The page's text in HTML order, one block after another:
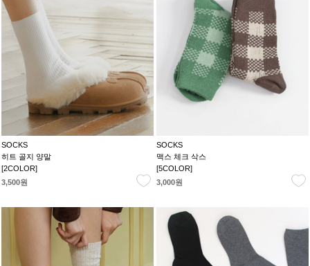
SOCKS
히트 골지 양말
[2COLOR]
3,500원
SOCKS
맥스 체크 삭스
[5COLOR]
3,000원